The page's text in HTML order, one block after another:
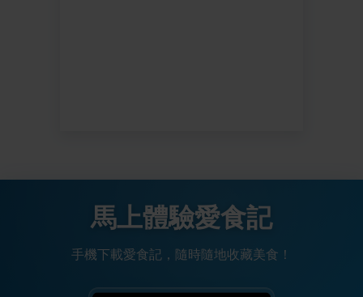
馬上體驗愛食記
手機下載愛食記，隨時隨地收藏美食！